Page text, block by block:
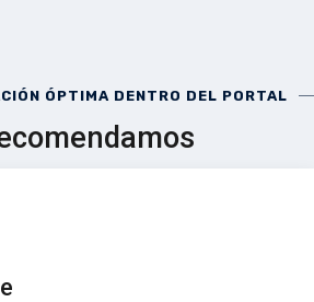
ÓPTIMA DENTRO DEL PORTAL